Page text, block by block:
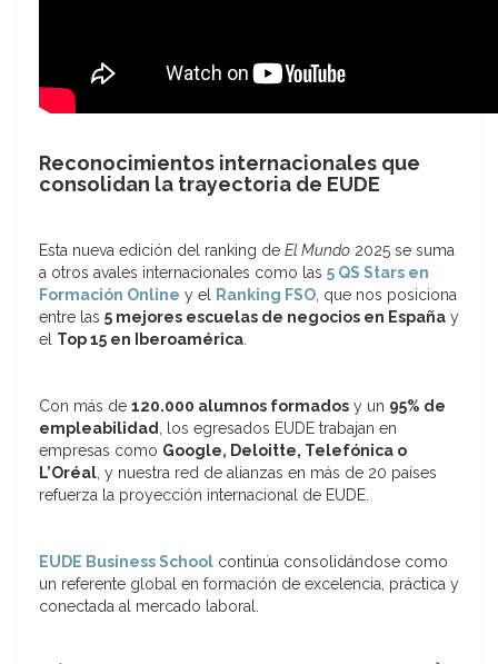
Reconocimientos internacionales que
consolidan la trayectoria de EUDE
Esta nueva edición del ranking de El Mundo 2025 se suma
a otros avales internacionales como las 5 QS Stars en
Formación Online y el Ranking FSO, que nos posiciona
entre las 5 mejores escuelas de negocios en España y
el Top 15 en Iberoamérica.
Con más de 120.000 alumnos formados y un 95% de
empleabilidad, los egresados EUDE trabajan en
empresas como Google, Deloitte, Telefónica o
L’Oréal, y nuestra red de alianzas en más de 20 países
refuerza la proyección internacional de EUDE.
EUDE Business School continúa consolidándose como
un referente global en formación de excelencia, práctica y
conectada al mercado laboral.